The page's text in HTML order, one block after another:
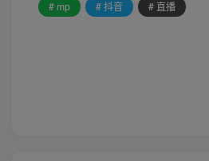
# mp
# 抖音 # 直播